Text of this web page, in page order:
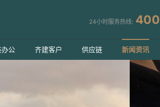
24小时服务热线:
公 齐建客户 供应链 新闻资讯